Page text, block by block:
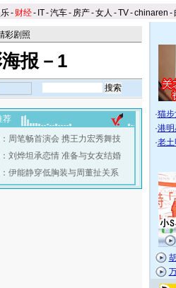
- 财经- IT-汽车- 房产-女人 -TV-chinaren -
彩剧照
报－1
荐
周笔畅首演会 携王力宏秀舞技
刘烨坦承恋情 准备与女友结婚
伊能静穿低胸装与周董扯关系
·猫
·港
·老